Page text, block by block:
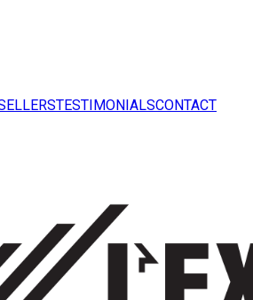
TESTIMONIALSCONTACT